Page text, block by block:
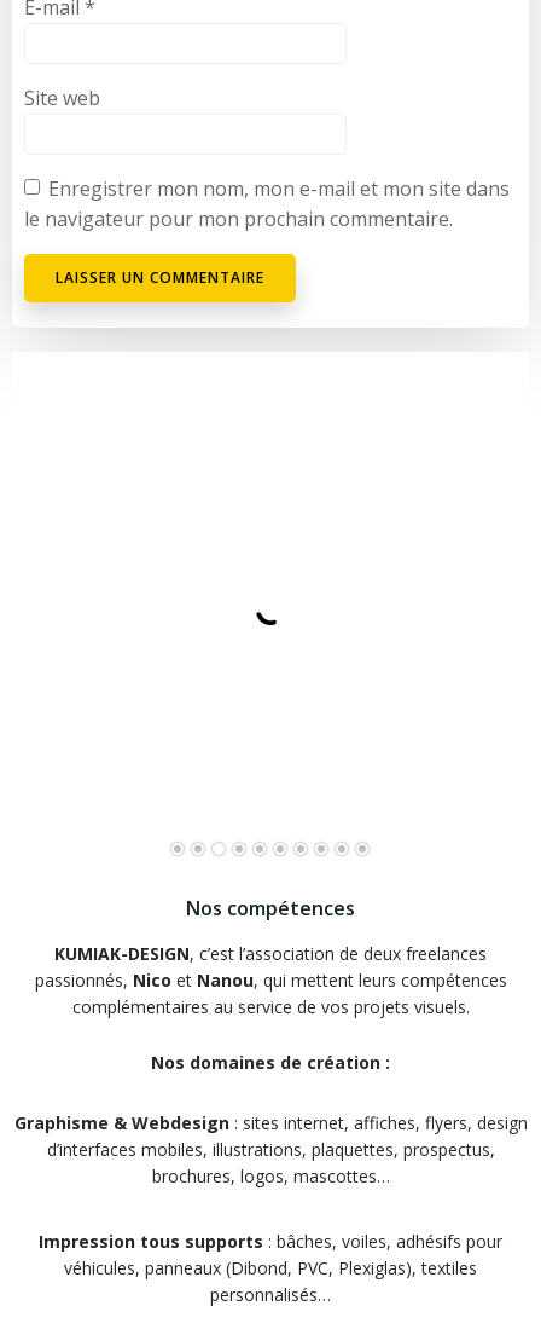
E-mail *
Site web
Enregistrer mon nom, mon e-mail et mon site dans
le navigateur pour mon prochain commentaire.
Nos compétences
KUMIAK-DESIGN, c’est l’association de deux freelances
passionnés, Nico et Nanou, qui mettent leurs compétences
complémentaires au service de vos projets visuels.
Nos domaines de création :
Graphisme & Webdesign: sites internet, affiches, flyers, design
d’interfaces mobiles, illustrations, plaquettes, prospectus,
brochures, logos, mascottes…
Impression tous supports : bâches, voiles, adhésifs pour
véhicules, panneaux (Dibond, PVC, Plexiglas), textiles
personnalisés…